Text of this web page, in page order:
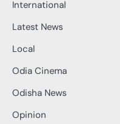
International
Latest News
Local
Odia Cinema
Odisha News
Opinion